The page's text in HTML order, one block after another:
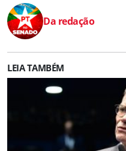
Da redação
LEIA TAMBÉM